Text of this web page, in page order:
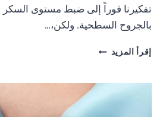
تفكيرنا فوراً إلى ضبط مستوى السكر
بالجروح السطحية. ولكن،…
إقرأ المزيد قدم
زيارة
جراح
الأوعية